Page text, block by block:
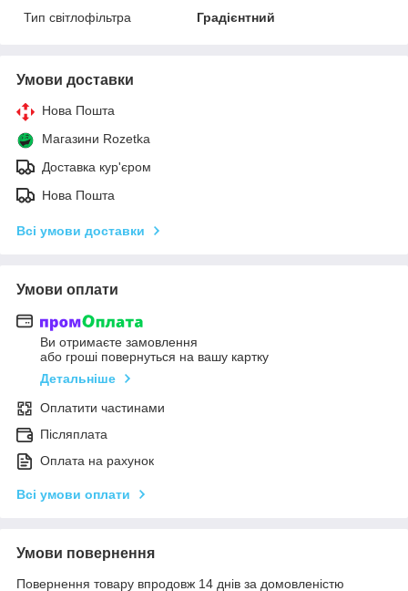
Тип світлофільтра
Градієнтний
Умови доставки
Нова Пошта
Магазини Rozetka
Доставка кур'єром
Нова Пошта
Всі умови доставки
Умови оплати
Ви отримаєте замовлення
або гроші повернуться на вашу картку
Детальніше
Оплатити частинами
Післяплата
Оплата на рахунок
Всі умови оплати
Умови повернення
Повернення товару впродовж 14 днів за домовленістю